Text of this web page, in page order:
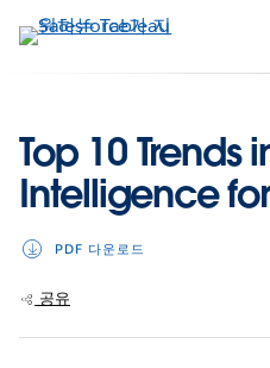
요
Top 10 Trends
Intelligence
PDF 다운로드
공유